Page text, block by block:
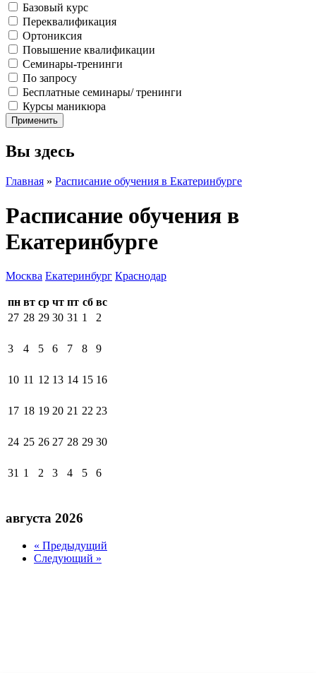
Базовый курс
Переквалификация
Ортониксия
Повышение квалификации
Семинары-тренинги
По запросу
Бесплатные семинары/ тренинги
Курсы маникюра
Вы здесь
Главная » Расписание обучения в Екатеринбурге
Расписание обучения в
Екатеринбурге
Москва Екатеринбург Краснодар
пн вт ср чт пт сб вс
27 28 29 30 31 1 2
3 4 5 6 7 8 9
10 11 12 13 14 15 16
17 18 19 20 21 22 23
24 25 26 27 28 29 30
31 1 2 3 4 5 6
августа 2026
« Предыдущий
Следующий »